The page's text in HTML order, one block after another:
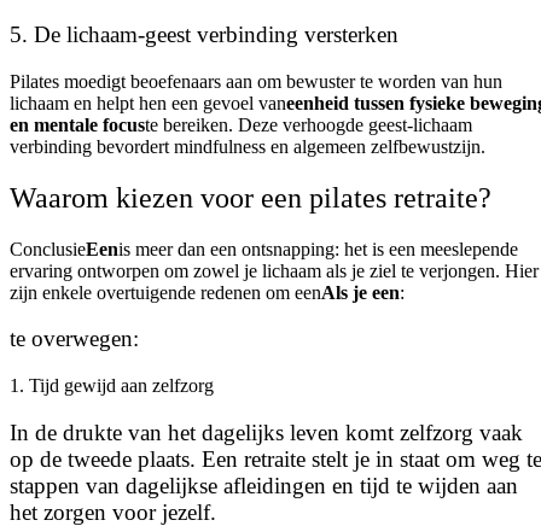
5. De lichaam-geest verbinding versterken
Pilates moedigt beoefenaars aan om bewuster te worden van hun
lichaam en helpt hen een gevoel vaneenheid tussen fysieke
en mentale focuste bereiken. Deze verhoogde geest-lichaam
verbinding bevordert mindfulness en algemeen zelfbewustzijn.
Waarom kiezen voor een pilates retraite?
ConclusieEenis meer dan een ontsnapping: het is een meeslepende
ervaring ontworpen om zowel je lichaam als je ziel te verjongen. Hier
zijn enkele overtuigende redenen om eenAls je een:
te overwegen:
1. Tijd gewijd aan zelfzorg
In de drukte van het dagelijks leven komt zelfzorg vaak
op de tweede plaats. Een retraite stelt je in staat om weg te
stappen van dagelijkse afleidingen en tijd te wijden aan
het zorgen voor jezelf.